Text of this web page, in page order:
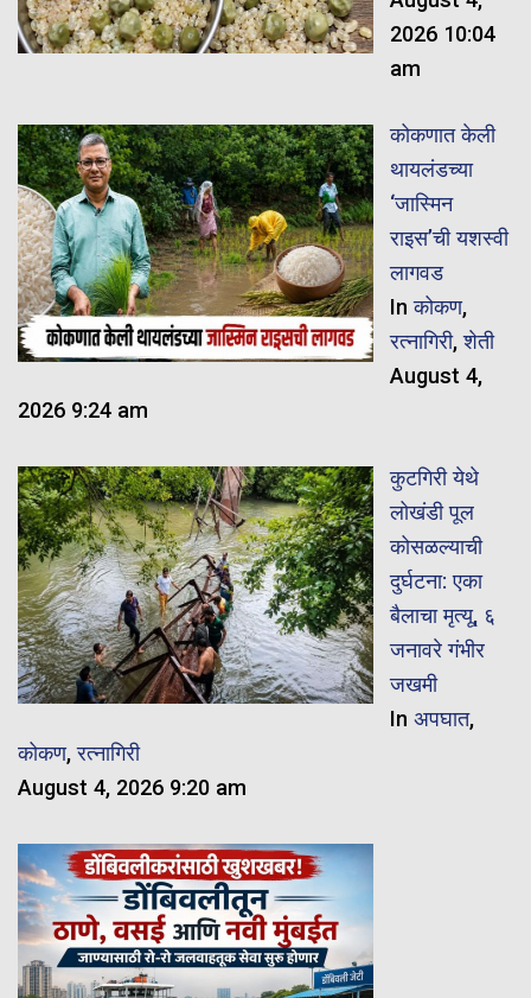
2026 10:04
am
कोकणात केली
थायलंडच्या
‘जास्मिन
राइस’ची यशस्वी
लागवड
Inकोकण,
रत्नागिरी,शेती
August 4,
2026 9:24 am
कुटगिरी येथे
लोखंडी पूल
कोसळल्याची
दुर्घटना: एका
बैलाचा मृत्यू, ६
जनावरे गंभीर
जखमी
In अपघात,
कोकण,रत्नागिरी
August 4, 2026 9:20 am